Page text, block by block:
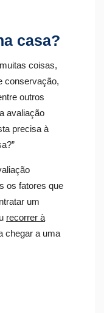
casa?
coisas,
conservação,
outros
avaliação
precisa à
os fatores que
um
recorrer à
chegar a uma